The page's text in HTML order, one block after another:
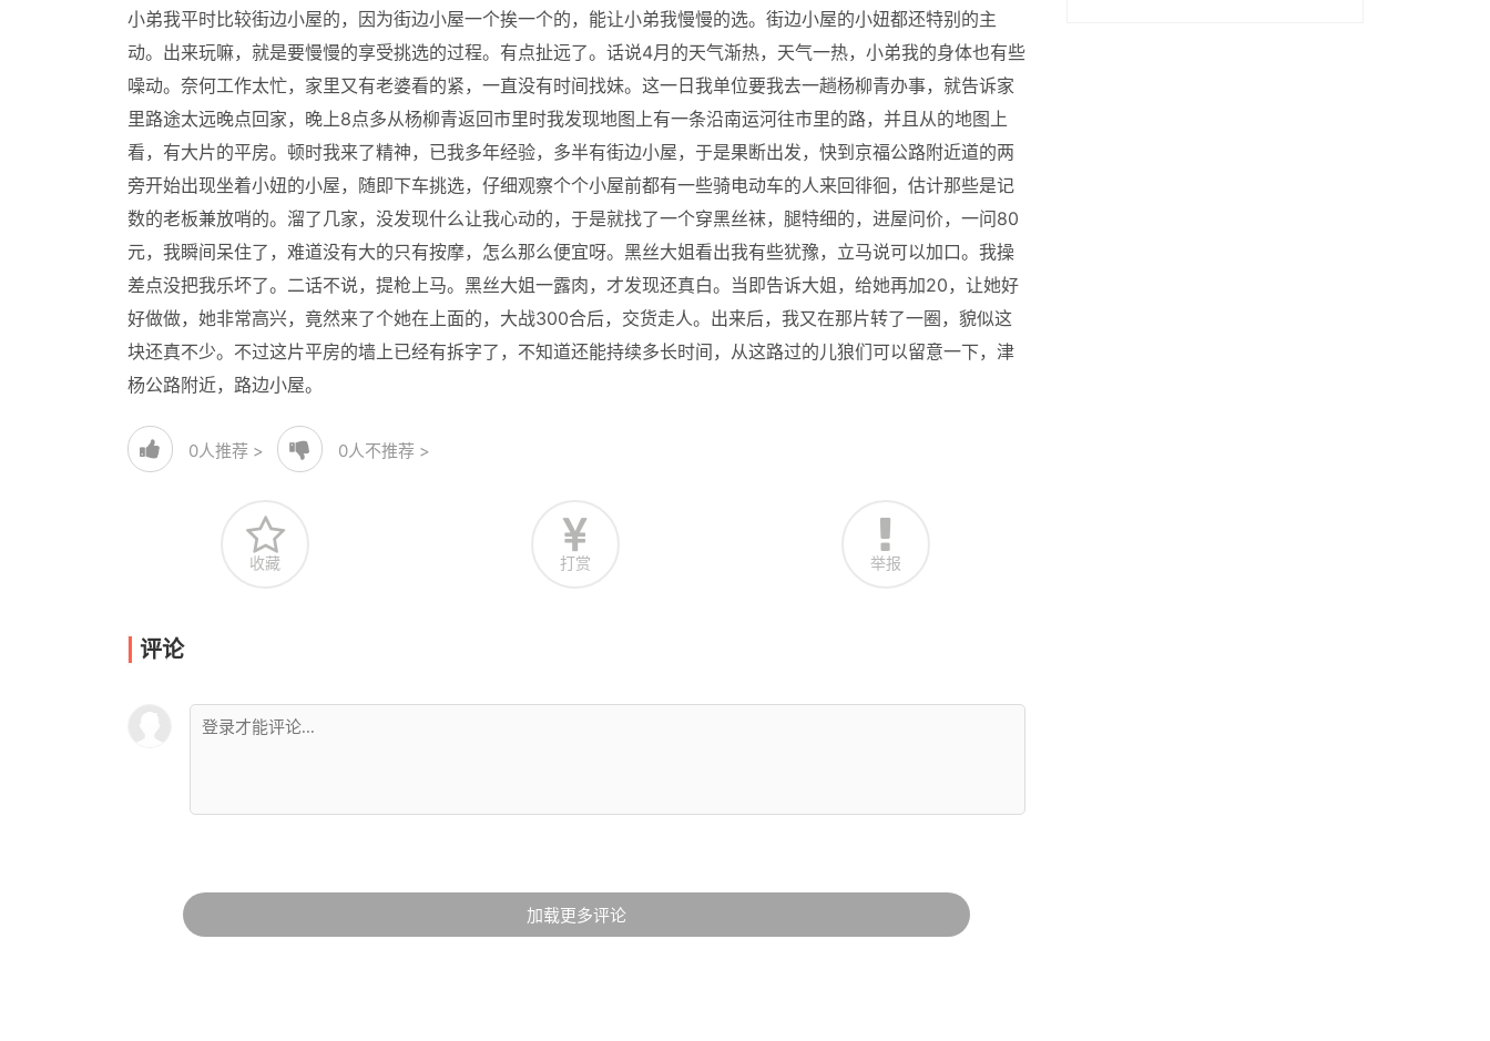
小弟我平时比较街边小屋的，因为街边小屋一个挨一个的，能让小弟我慢慢的选。街边小屋的小妞都还特别的主
动。出来玩嘛，就是要慢慢的享受挑选的过程。有点扯远了。话说4月的天气渐热，天气一热，小弟我的身体也有些
噪动。奈何工作太忙，家里又有老婆看的紧，一直没有时间找妹。这一日我单位要我去一趟杨柳青办事，就告诉家
里路途太远晚点回家，晚上8点多从杨柳青返回市里时我发现地图上有一条沿南运河往市里的路，并且从的地图上
看，有大片的平房。顿时我来了精神，已我多年经验，多半有街边小屋，于是果断出发，快到京福公路附近道的两
旁开始出现坐着小妞的小屋，随即下车挑选，仔细观察个个小屋前都有一些骑电动车的人来回徘徊，估计那些是记
数的老板兼放哨的。溜了几家，没发现什么让我心动的，于是就找了一个穿黑丝袜，腿特细的，进屋问价，一问80
元，我瞬间呆住了，难道没有大的只有按摩，怎么那么便宜呀。黑丝大姐看出我有些犹豫，立马说可以加口。我操
差点没把我乐坏了。二话不说，提枪上马。黑丝大姐一露肉，才发现还真白。当即告诉大姐，给她再加20，让她好
好做做，她非常高兴，竟然来了个她在上面的，大战300合后，交货走人。出来后，我又在那片转了一圈，貌似这
块还真不少。不过这片平房的墙上已经有拆字了，不知道还能持续多长时间，从这路过的儿狼们可以留意一下，津
杨公路附近，路边小屋。
0人推荐 > 0人不推荐 >
收藏 打赏 举报
评论
加载更多评论